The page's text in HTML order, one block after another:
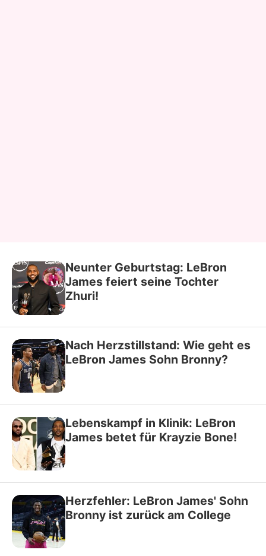
Neunter Geburtstag: LeBron
James feiert seine Tochter
Zhuri!
Nach Herzstillstand: Wie geht es
LeBron James Sohn Bronny?
Lebenskampf in Klinik: LeBron
James betet für Krayzie Bone!
Herzfehler: LeBron James' Sohn
Bronny ist zurück am College